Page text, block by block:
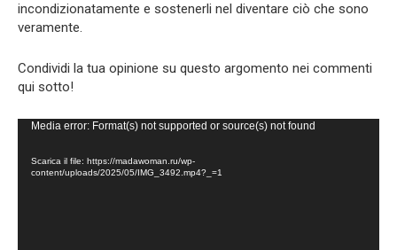
incondizionatamente e sostenerli nel diventare ciò che sono
veramente.
Condividi la tua opinione su questo argomento nei commenti
qui sotto!
Video
Media error: Format(s) not supported or source(s) not found
Scarica il file: https://madawoman.ru/wp-
content/uploads/2025/05/IMG_3492.mp4?_=1